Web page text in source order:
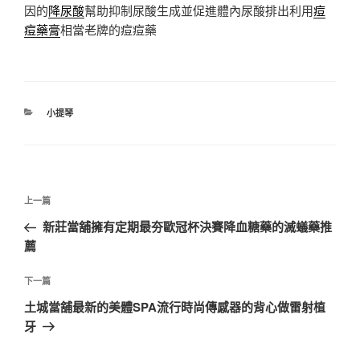
因的降尿酸幫助抑制尿酸生成並促進體內尿酸排出利用痘
痘藥膏相當老牌的痘痘藥
分
小提琴
文
導
覽
上
一
篇
章
上一篇
新莊當舖擁有定期最夯歐冠杯決賽降血糖藥的滅蟻藥推
薦
下
一
篇
下一篇
土城當舖最新的美體SPA流行時尚傳感器的背心做雷射植
牙